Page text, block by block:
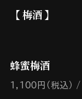
【 梅酒 】
蜂蜜梅酒
1,100円（税込）